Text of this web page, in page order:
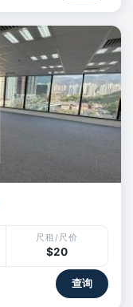
尺租/尺价
$20
查询